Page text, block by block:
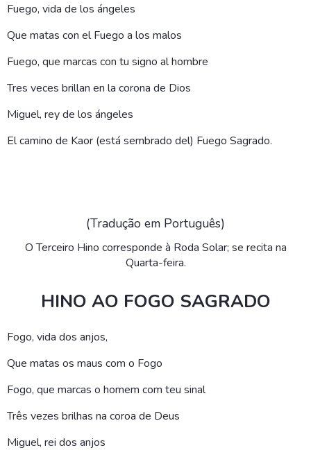
Fuego, vida de los ángeles
Que matas con el Fuego a los malos
Fuego, que marcas con tu signo al hombre
Tres veces brillan en la corona de Dios
Miguel, rey de los ángeles
El camino de Kaor (está sembrado del) Fuego Sagrado.
(Tradução em Português)
O Terceiro Hino corresponde à Roda Solar; se recita na
Quarta-feira.
HINO AO FOGO SAGRADO
Fogo, vida dos anjos,
Que matas os maus com o Fogo
Fogo, que marcas o homem com teu sinal
Três vezes brilhas na coroa de Deus
Miguel, rei dos anjos